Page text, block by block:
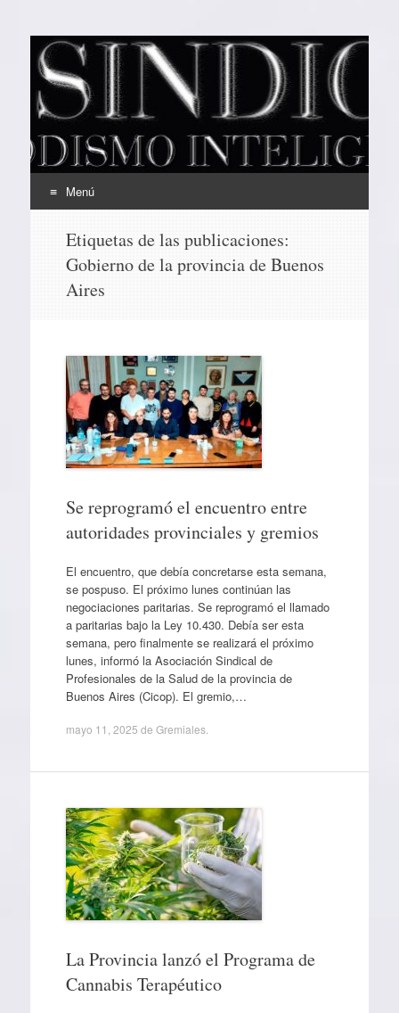
EL SINDICAL
Periodismo Inteligente
Menú
contenido
Etiquetas de las publicaciones:
Gobierno de la provincia de Buenos
Aires
Se reprogramó el encuentro entre
autoridades provinciales y gremios
El encuentro, que debía concretarse esta semana,
se pospuso. El próximo lunes continúan las
negociaciones paritarias. Se reprogramó el llamado
a paritarias bajo la Ley 10.430. Debía ser esta
semana, pero finalmente se realizará el próximo
lunes, informó la Asociación Sindical de
Profesionales de la Salud de la provincia de
Buenos Aires (Cicop). El gremio,…
mayo 11, 2025 de Gremiales.
La Provincia lanzó el Programa de
Cannabis Terapéutico